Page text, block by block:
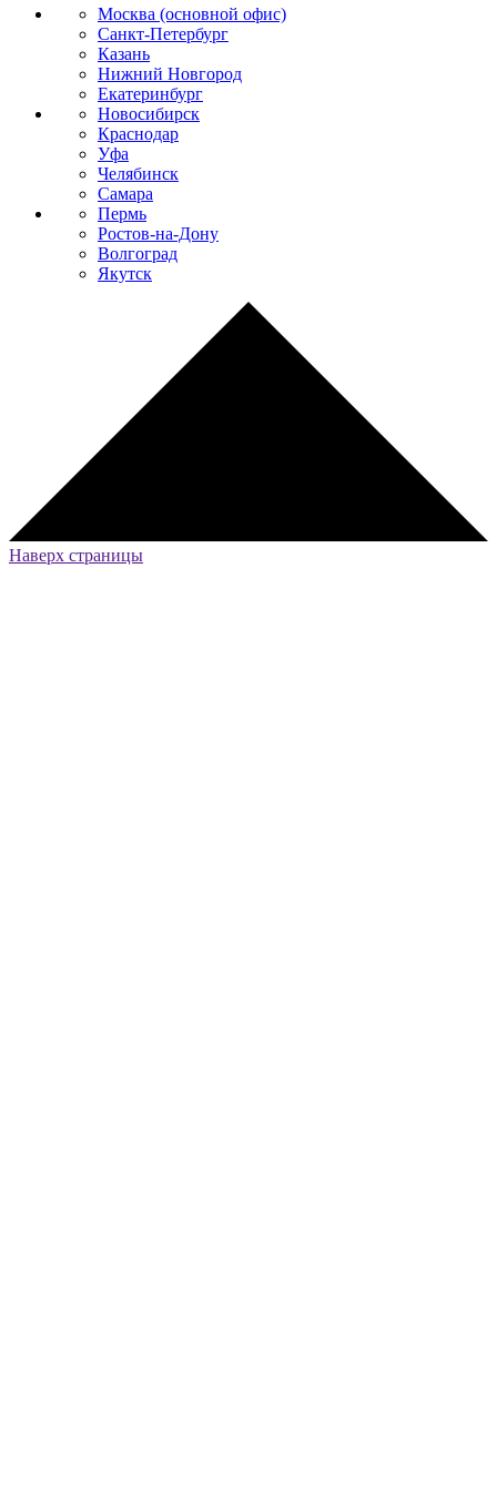
Москва (основной офис)
Санкт-Петербург
Казань
Нижний Новгород
Екатеринбург
Новосибирск
Краснодар
Уфа
Челябинск
Самара
Пермь
Ростов-на-Дону
Волгоград
Якутск
Наверх страницы